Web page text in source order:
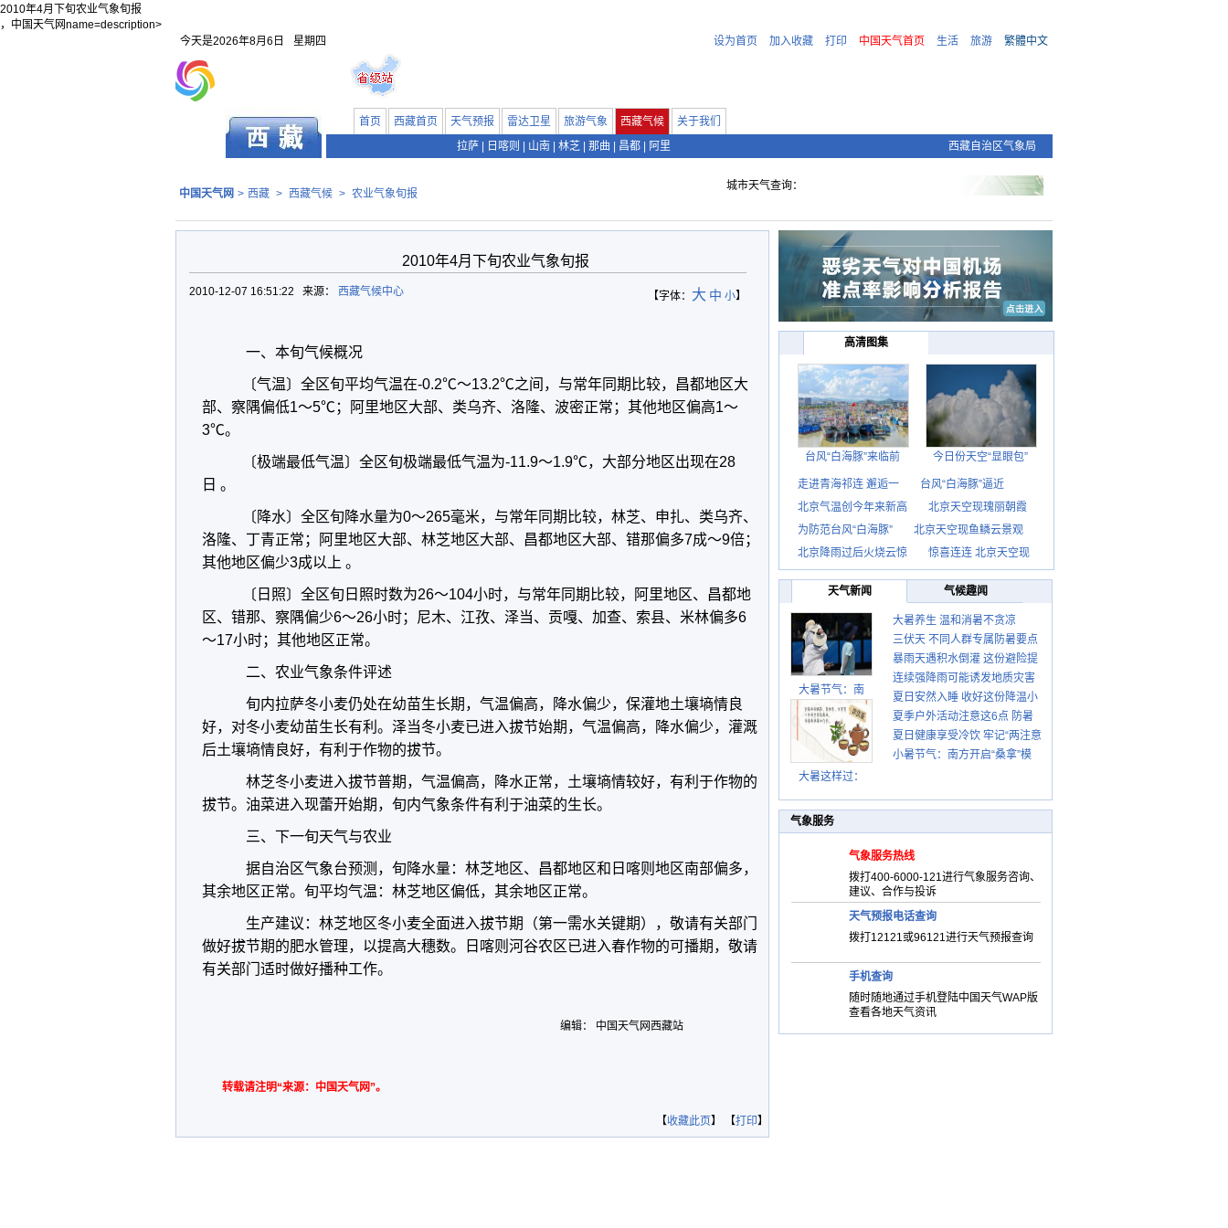
2010年4月下旬农业气象旬报
，中国天气网name=description>
今天是2026年8月6日 星期四 设为首页 加入收藏 打印 中国天气首页 生活 旅游 繁體中文
首页 西藏首页 天气预报 雷达卫星 旅游气象 西藏气候
关于我们
拉萨
日喀则 山南 林芝 那曲 昌都 阿里 西藏自治区气象局
中国天气网 > 西藏 > 西藏气候 > 农业气象旬报
城市天气查询：
2010年4月下旬农业气象旬报
【字体： 大 中 小】
2010-12-07 16:51:22 来源： 西藏气候中心
一、本旬气候概况
〔气温〕全区旬平均气温在-0.2℃～13.2℃之间，与常年同期比较，昌都地区大
部、察隅偏低1～5℃；阿里地区大部、类乌齐、洛隆、波密正常；其他地区偏高1～
3℃。
〔极端最低气温〕全区旬极端最低气温为-11.9～1.9℃，大部分地区出现在28
日 。
〔降水〕全区旬降水量为0～265毫米，与常年同期比较，林芝、申扎、类乌齐、
洛隆、丁青正常；阿里地区大部、林芝地区大部、昌都地区大部、错那偏多7成～9倍；
其他地区偏少3成以上 。
〔日照〕全区旬日照时数为26～104小时，与常年同期比较，阿里地区、昌都地
区、错那、察隅偏少6～26小时；尼木、江孜、泽当、贡嘎、加查、索县、米林偏多6
～17小时；其他地区正常。
二、农业气象条件评述
旬内拉萨冬小麦仍处在幼苗生长期，气温偏高，降水偏少，保灌地土壤墒情良
好，对冬小麦幼苗生长有利。泽当冬小麦已进入拔节始期，气温偏高，降水偏少，灌溉
后土壤墒情良好，有利于作物的拔节。
林芝冬小麦进入拔节普期，气温偏高，降水正常，土壤墒情较好，有利于作物的
拔节。油菜进入现蕾开始期，旬内气象条件有利于油菜的生长。
三、下一旬天气与农业
据自治区气象台预测，旬降水量：林芝地区、昌都地区和日喀则地区南部偏多，
其余地区正常。旬平均气温：林芝地区偏低，其余地区正常。
生产建议：林芝地区冬小麦全面进入拔节期（第一需水关键期），敬请有关部门
做好拔节期的肥水管理，以提高大穗数。日喀则河谷农区已进入春作物的可播期，敬请
有关部门适时做好播种工作。
编辑： 中国天气网西藏站
转载请注明“来源：中国天气网”。
【收藏此页】 【打印】
高清图集
台风“白海豚”来临前 今日份天空“显眼包”
走进青海祁连 邂逅一
台风“白海豚”逼近
北京气温创今年来新高
北京天空现瑰丽朝霞
为防范台风“白海豚”
北京天空现鱼鳞云景观
北京降雨过后火烧云惊
惊喜连连 北京天空现
天气新闻 气候趣闻
大暑节气：南
大暑这样过：
大暑养生 温和消暑不贪凉
三伏天 不同人群专属防暑要点
请收好
暴雨天遇积水倒灌 这份避险提
示请收好
连续强降雨可能诱发地质灾害
这些前兆要知道
夏日安然入睡 收好这份降温小
贴士
夏季户外活动注意这6点 防暑
健身两不误
夏日健康享受冷饮 牢记“两注意
一控制”
小暑节气：南方开启“桑拿”模
气象服务
气象服务热线
拨打400-6000-121进行气象服务咨询、
建议、合作与投诉
天气预报电话查询
拨打12121或96121进行天气预报查询
手机查询
随时随地通过手机登陆中国天气WAP版
查看各地天气资讯